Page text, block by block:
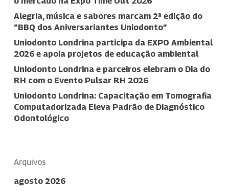
Alegria, música e sabores marcam 2ª edição do
“BBQ dos Aniversariantes Uniodonto”
Uniodonto Londrina participa da EXPO Ambiental
2026 e apoia projetos de educação ambiental
Uniodonto Londrina e parceiros elebram o Dia do
RH com o Evento Pulsar RH 2026
Uniodonto Londrina: Capacitação em Tomografia
Computadorizada Eleva Padrão de Diagnóstico
Odontológico
Arquivos
agosto 2026